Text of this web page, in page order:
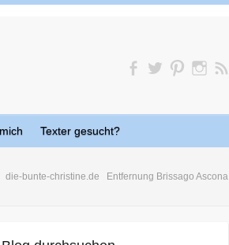
Texter gesucht?
die-bunte-christine.de Entfernung Brissago Ascona